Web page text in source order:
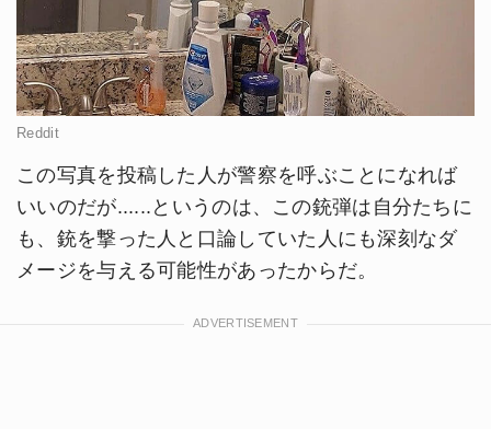
Reddit
この写真を投稿した人が警察を呼ぶことになれば
いいのだが......というのは、この銃弾は自分たちに
も、銃を撃った人と口論していた人にも深刻なダ
メージを与える可能性があったからだ。